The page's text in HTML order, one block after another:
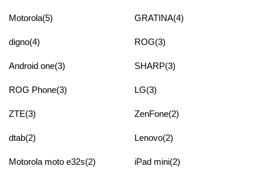
Motorola(5) GRATINA(4)
digno(4) ROG(3)
Android one(3) SHARP(3)
ROG Phone(3) LG(3)
ZTE(3) ZenFone(2)
dtab(2) Lenovo(2)
Motorola moto e32s(2) iPad mini(2)